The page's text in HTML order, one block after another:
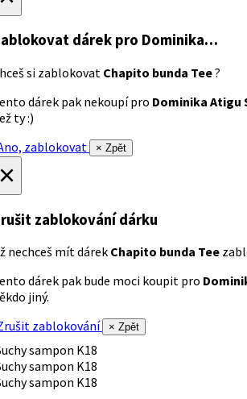
dárek pro Dominika…
si zablokovat Chapito bunda Tee?
dárek pak nekoupí pro Dominika Atigu
ty :)
zablokovat
× Zpět
zablokování dárku
nechceš mít dárek Chapito bunda Tee
dárek pak bude moci koupit pro
jiný.
zablokování
× Zpět